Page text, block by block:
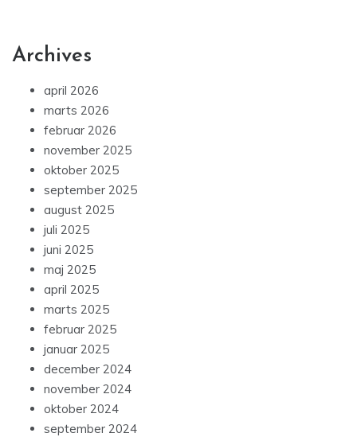
Archives
april 2026
marts 2026
februar 2026
november 2025
oktober 2025
september 2025
august 2025
juli 2025
juni 2025
maj 2025
april 2025
marts 2025
februar 2025
januar 2025
december 2024
november 2024
oktober 2024
september 2024